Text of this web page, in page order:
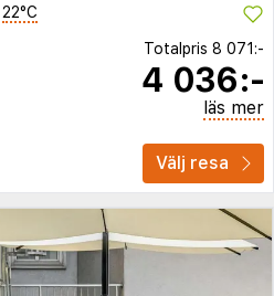
22°C
Totalpris 8 071:-
4 036:-
läs mer
Välj resa